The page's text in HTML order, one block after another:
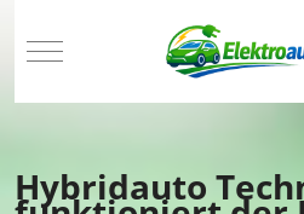
Mobile Menu Toggle
Hybridauto